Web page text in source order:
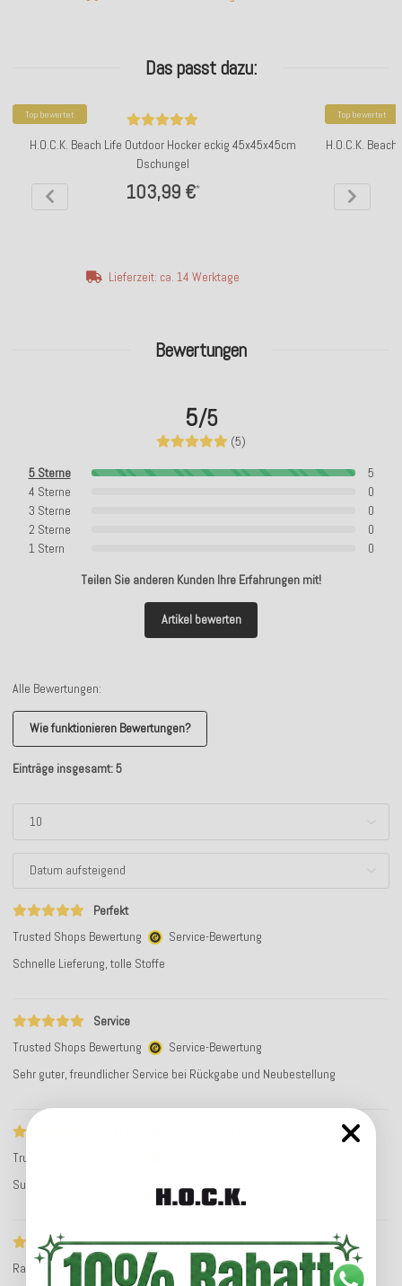
Bewertungen
5/5
(5)
5 Sterne
5
4 Sterne
0
3 Sterne
0
2 Sterne
0
1 Stern
0
Teilen Sie anderen Kunden Ihre Erfahrungen mit!
Artikel bewerten
Alle Bewertungen:
Wie funktionieren Bewertungen?
Einträge insgesamt: 5
Perfekt
Trusted Shops Bewertung
Service-Bewertung
Schnelle Lieferung, tolle Stoffe
Service
Trusted Shops Bewertung
Service-Bewertung
Sehr guter, freundlicher Service bei Rückgabe und Neubestellung
Trusted Shops Bewertung
Super Qualität super schnell geliefert
Schnell und unkompiziert
Ralf G.
Service-Bewertung
Das passt dazu:
Top bewertet
H.O.C.K. Beach Life Outdoor Hocker eckig 45x45x45cm
Dschungel
103,99 €*
Lieferzeit: ca. 14 Werktage
Top bewertet
H.O.C.K.